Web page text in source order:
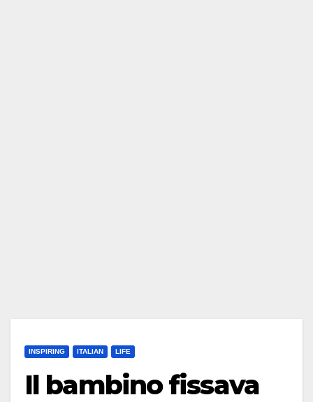
INSPIRING ITALIAN LIFE
Il bambino fissava